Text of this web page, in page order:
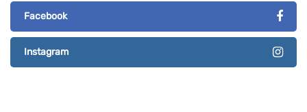
Facebook
Instagram